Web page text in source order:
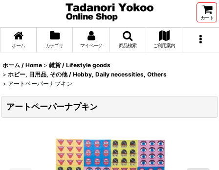
カート
ホーム カテゴリ マイページ 商品検索 ご利用案内
ホーム / Home > 雑貨 / Lifestyle goods
> ホビー, 日用品, その他 / Hobby, Daily necessities, Others
> アートペーパーナプキン
アートペーパーナプキン